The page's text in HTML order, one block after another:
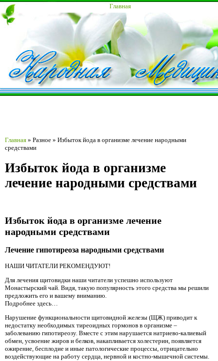
Главная
Главная » Разное » Избыток йода в организме лечение народными
средствами
Избыток йода в организме
лечение народными средствами
Избыток йода в организме лечение
народными средствами
Лечение гипотиреоза народными средствами
НАШИ ЧИТАТЕЛИ РЕКОМЕНДУЮТ!
Для лечения щитовидки наши читатели успешно используют
Монастырский чай. Видя, такую популярность этого средства мы решили
предложить его и вашему вниманию.
Подробнее здесь…
Нарушение функциональности щитовидной железы (ЩЖ) приводит к
недостатку необходимых тиреоидных гормонов в организме –
заболеванию гипотиреозу. Вместе с этим нарушается натриево-калиевый
обмен, усвоение жиров и белков, накапливается холестерин, появляется
ожирение, бесплодие и иные патологические процессы, отрицательно
воздействующие на работу сердца, нервной и костно-мышечной системы.